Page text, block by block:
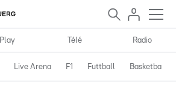
Play Télé Radio
Live Arena F1 Futtball Basketball